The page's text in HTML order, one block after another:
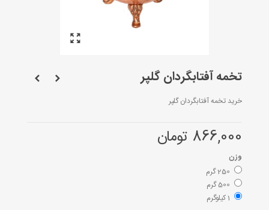
تخمه آفتابگردان گلپر
خرید تخمه آفتابگردان گلپر
866,000 تومان
وزن
250 گرم
500 گرم
1 کیلوگرم